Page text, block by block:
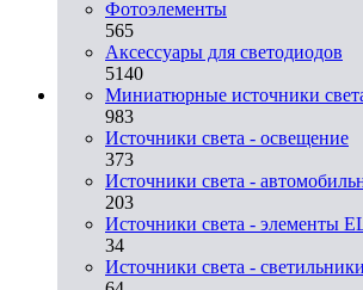
Фотоэлементы
565
Аксессуары для светодиодов
5140
Миниатюрные источники
983
Источники света - освещение
373
Источники света -
203
Источники света - элементы
34
Источники света - светильники